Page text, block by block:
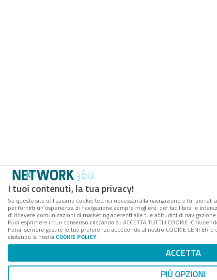
I tuoi contenuti, la tua privacy!
Su questo sito utilizziamo cookie tecnici necessari alla navigazione e funzionali
per fornirti un’esperienza di navigazione sempre migliore, per facilitare le
di ricevere comunicazioni di marketing aderenti alle tue abitudini di
Puoi esprimere il tuo consenso cliccando su ACCETTA TUTTI I COOKIE.
Potrai sempre gestire le tue preferenze accedendo al nostro COOKIE
visitando la nostra COOKIE POLICY.
ACCETTA
PIÙ OPZIONI